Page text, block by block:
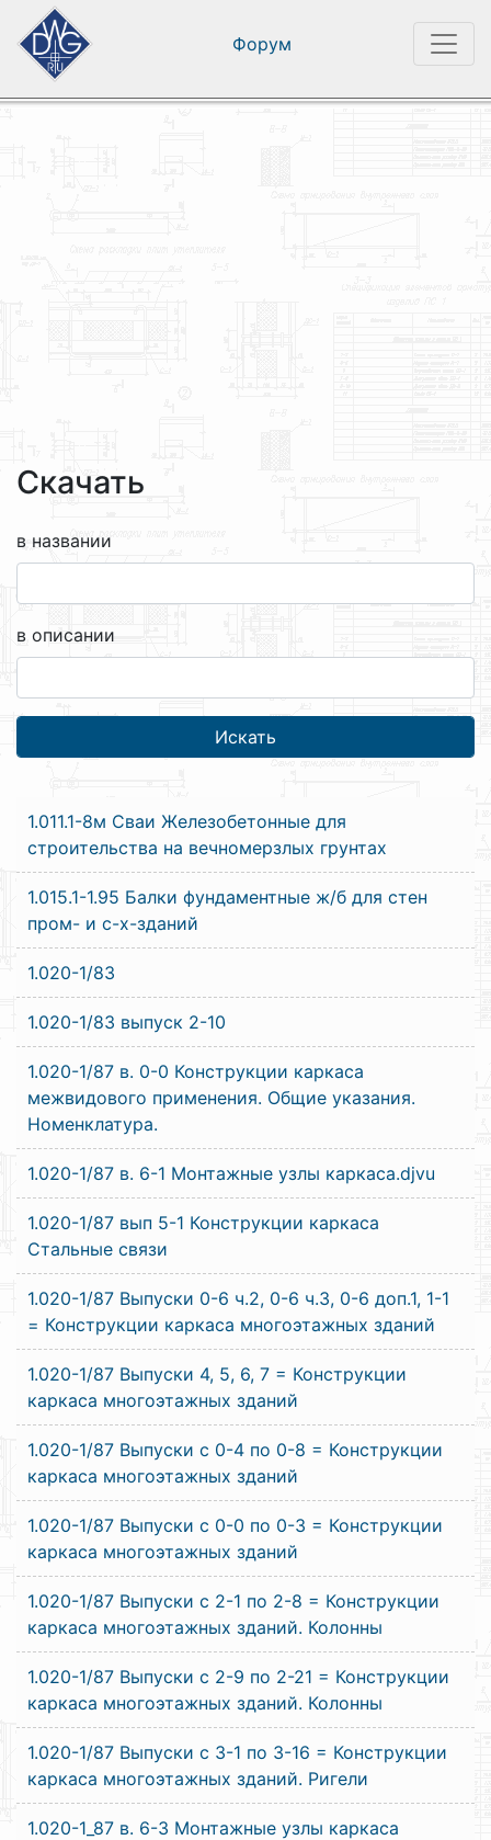
Форум
Скачать
в названии
в описании
1.011.1-8м Сваи Железобетонные для
строительства на вечномерзлых грунтах
1.015.1-1.95 Балки фундаментные ж/б для стен
пром- и с-х-зданий
1.020-1/83
1.020-1/83 выпуск 2-10
1.020-1/87 в. 0-0 Конструкции каркаса
межвидового применения. Общие указания.
Номенклатура.
1.020-1/87 в. 6-1 Монтажные узлы каркаса.djvu
1.020-1/87 вып 5-1 Конструкции каркаса
Стальные связи
1.020-1/87 Выпуски 0-6 ч.2, 0-6 ч.3, 0-6 доп.1, 1-1
= Конструкции каркаса многоэтажных зданий
1.020-1/87 Выпуски 4, 5, 6, 7 = Конструкции
каркаса многоэтажных зданий
1.020-1/87 Выпуски c 0-4 по 0-8 = Конструкции
каркаса многоэтажных зданий
1.020-1/87 Выпуски с 0-0 по 0-3 = Конструкции
каркаса многоэтажных зданий
1.020-1/87 Выпуски с 2-1 по 2-8 = Конструкции
каркаса многоэтажных зданий. Колонны
1.020-1/87 Выпуски с 2-9 по 2-21 = Конструкции
каркаса многоэтажных зданий. Колонны
1.020-1/87 Выпуски с 3-1 по 3-16 = Конструкции
каркаса многоэтажных зданий. Ригели
1.020-1_87 в. 6-3 Монтажные узлы каркаса